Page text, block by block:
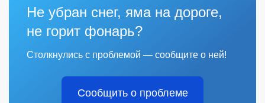
Не убран снег, яма на дороге,
не горит фонарь?
Столкнулись с проблемой — сообщите о ней!
Сообщить о проблеме